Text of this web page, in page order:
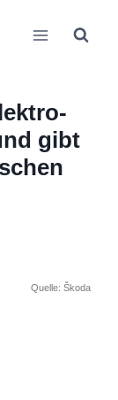
gibt
Quelle: Škoda